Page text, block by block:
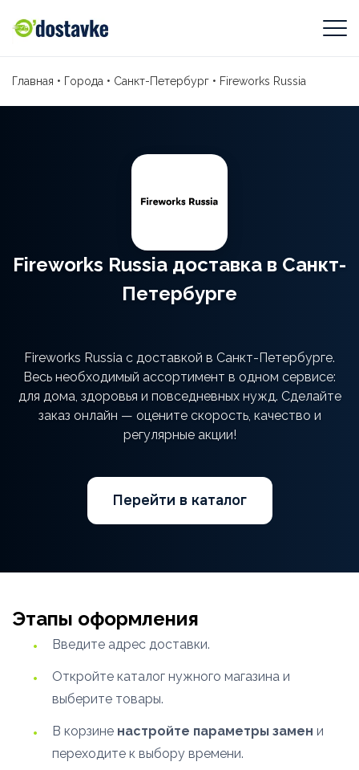
Главная • Города • Санкт-Петербург • Fireworks Russia
Fireworks Russia доставка в Санкт-
Петербурге
Fireworks Russia с доставкой в Санкт-Петербурге.
Весь необходимый ассортимент в одном сервисе:
для дома, здоровья и повседневных нужд. Сделайте
заказ онлайн — оцените скорость, качество и
регулярные акции!
Перейти в каталог
Этапы оформления
Введите адрес доставки.
Откройте каталог нужного магазина и
выберите товары.
В корзине настройте параметры замен и
переходите к выбору времени.